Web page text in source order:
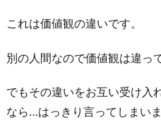
これは価値観の違いです。
別の人間なので価値観は違っ
でもその違いをお互い受け入
なら…はっきり言ってしまい